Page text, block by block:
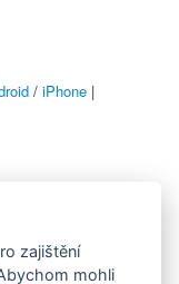
/ iPhone |
zajištění
mohli